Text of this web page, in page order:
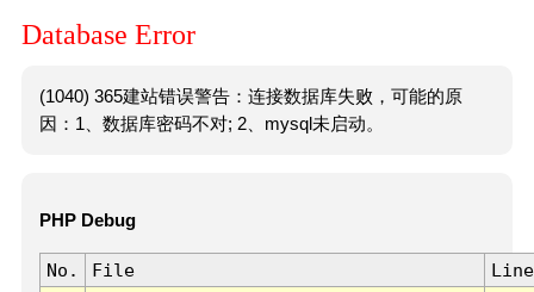
Database Error
(1040) 365建站错误警告：连接数据库失败，可能的原
因：1、数据库密码不对; 2、mysql未启动。
PHP Debug
No. File
Line